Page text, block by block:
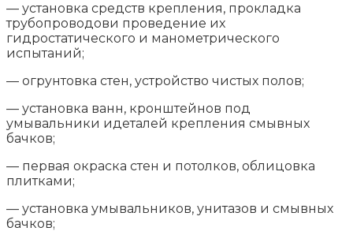
— установка средств крепления, прокладка
трубопроводови проведение их
гидростатического и манометрического
испытаний;
— огрунтовка стен, устройство чистых полов;
— установка ванн, кронштейнов под
умывальники идеталей крепления смывных
бачков;
— первая окраска стен и потолков, облицовка
плитками;
— установка умывальников, унитазов и смывных
бачков;